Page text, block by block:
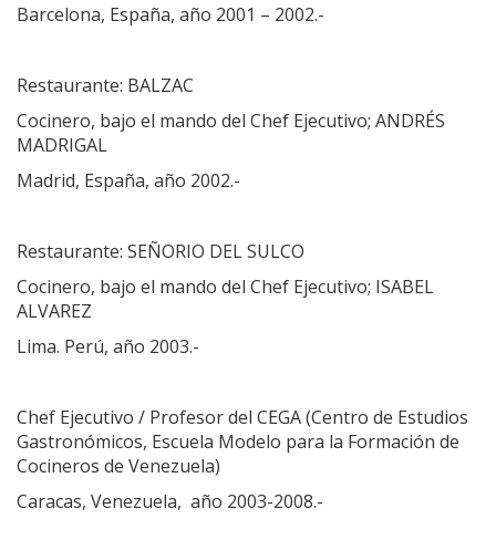
Barcelona, España, año 2001 – 2002.-
Restaurante: BALZAC
Cocinero, bajo el mando del Chef Ejecutivo; ANDRÉS
MADRIGAL
Madrid, España, año 2002.-
Restaurante: SEÑORIO DEL SULCO
Cocinero, bajo el mando del Chef Ejecutivo; ISABEL
ALVAREZ
Lima. Perú, año 2003.-
Chef Ejecutivo / Profesor del CEGA (Centro de Estudios
Gastronómicos, Escuela Modelo para la Formación de
Cocineros de Venezuela)
Caracas, Venezuela, año 2003-2008.-